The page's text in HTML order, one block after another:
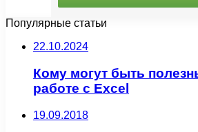
Популярные статьи
22.10.2024
Кому могут быть
работе с Excel
19.09.2018